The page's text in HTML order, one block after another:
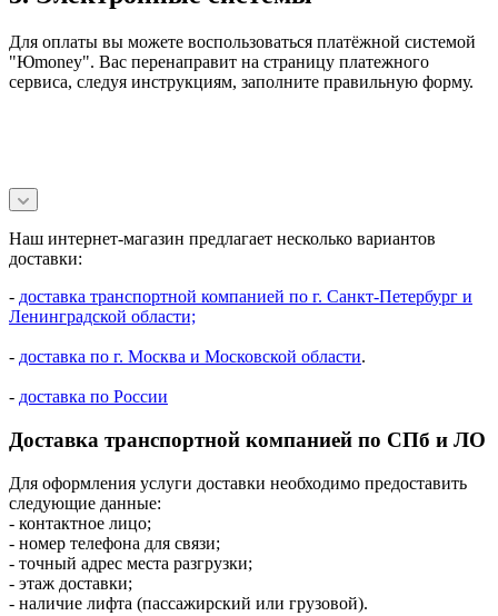
Для оплаты вы можете воспользоваться платёжной системой
"Юmoney". Вас перенаправит на страницу платежного
сервиса, следуя инструкциям, заполните правильную форму.
Наш интернет-магазин предлагает несколько вариантов
доставки:
- доставка транспортной компанией по г. Санкт-Петербург и
Ленинградской области;
- доставка по г. Москва и Московской области.
- доставка по России
Доставка транспортной компанией по СПб и ЛО
Для оформления услуги доставки необходимо предоставить
следующие данные:
- контактное лицо;
- номер телефона для связи;
- точный адрес места разгрузки;
- этаж доставки;
- наличие лифта (пассажирский или грузовой).